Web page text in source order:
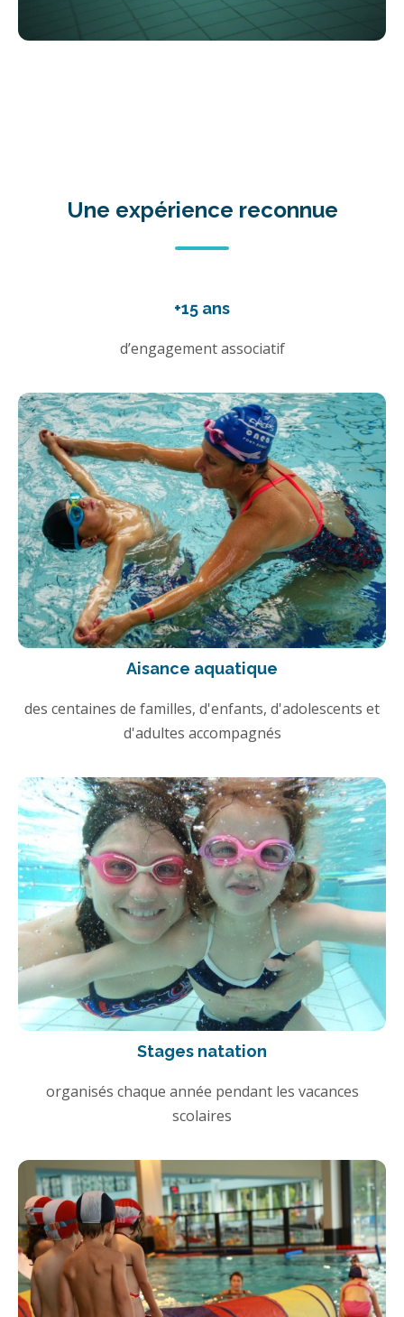
Une expérience reconnue
+15 ans
d’engagement associatif
Aisance aquatique
des centaines de familles, d'enfants, d'adolescents et
d'adultes accompagnés
Stages natation
organisés chaque année pendant les vacances
scolaires